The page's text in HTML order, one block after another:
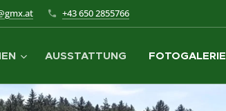
+43 650 2855766
AUSSTATTUNG FOTOGALERIE